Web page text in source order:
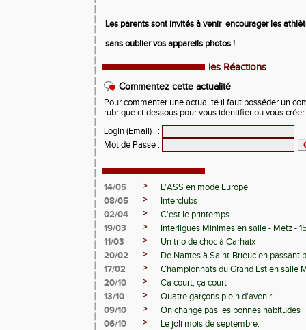
Les parents sont invités à venir encourager les
sans oublier vos appareils photos !
les Réactions
Commentez cette actualité
Pour commenter une actualité il faut posséder un
rubrique ci-dessous pour vous identifier ou vous
Login (Email)
:
Mot de Passe :
14/05 >
L'ASS en mode Europe
08/05
>
Interclubs
02/04
>
C'est le printemps...
19/03
>
Interligues Minimes en salle - Metz -
11/03
>
Un trio de choc à Carhaix
20/02
>
De Nantes à Saint-Brieuc en passant
17/02
>
Championnats du Grand Est en salle
20/10
>
Ca court, ça court
13/10
>
Quatre garçons plein d'avenir
09/10
>
On change pas les bonnes habitudes
06/10
>
Le joli mois de septembre.